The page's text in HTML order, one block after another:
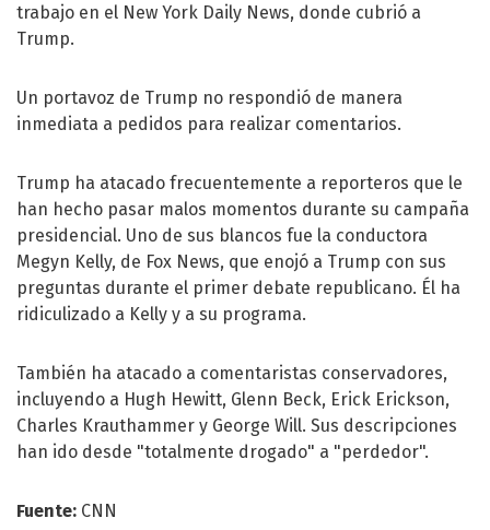
trabajo en el New York Daily News, donde cubrió a
Trump.
Un portavoz de Trump no respondió de manera
inmediata a pedidos para realizar comentarios.
Trump ha atacado frecuentemente a reporteros que le
han hecho pasar malos momentos durante su campaña
presidencial. Uno de sus blancos fue la conductora
Megyn Kelly, de Fox News, que enojó a Trump con sus
preguntas durante el primer debate republicano. Él ha
ridiculizado a Kelly y a su programa.
También ha atacado a comentaristas conservadores,
incluyendo a Hugh Hewitt, Glenn Beck, Erick Erickson,
Charles Krauthammer y George Will. Sus descripciones
han ido desde "totalmente drogado" a "perdedor".
Fuente: CNN